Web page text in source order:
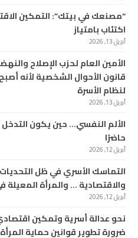
“مصنعك في بيتك”: التمكين
اكتئاب بامتياز
أبريل 13, 2026
الأمين العام لحزب الإصلاح
قانون الأحوال الشخصية لأنه
لنظام الأسرة
أبريل 13, 2026
الألم النفسي… حين يكون التدخل
حاضرًا
أبريل 12, 2026
التماسك الأسري في ظل
والاقتصادية … والمرأة المعيلة
أبريل 12, 2026
نحو عدالة أسرية وتمكين
ضرورة تطوير قوانين حماية